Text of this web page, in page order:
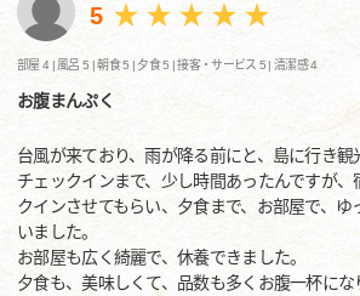
5
部屋 4 |風呂 5 |朝食 5 | 夕食 5 |接客・サービス 5 |清潔感 4
お腹まんぷく
台風が来ており、雨が降る前にと、島に行き観
チェックインまで、少し時間あったんですが、
クインさせてもらい、夕食まで、お部屋で、ゆ
いました。
お部屋も広く綺麗で、休養できました。
夕食も、美味しくて、品数も多くお腹一杯にな